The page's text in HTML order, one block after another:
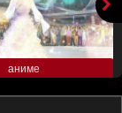
аниме